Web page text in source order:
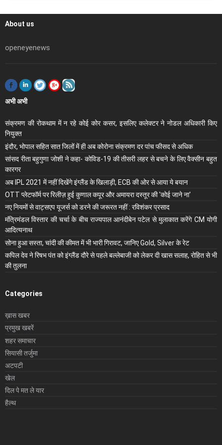
About us
openeyenews
अभी अभी
संक्रमण की रोकथाम में न रहे कोई कोर कसर, इसलिए कलेक्‍टर ने नोडल अधिकारी किए
नियुक्‍त
इंदौर, भोपाल सहित सात जिलों में ही अब कोरोना संक्रमण दर पांच फीसद से अधिक
सांसद रीता बहुगुणा जोशी ने कहा- कोविड-19 की तीसरी लहर से बचने के लिए वैक्सीन बहुत
कारगर
अब IPL 2021 में नहीं दिखेंगे इंग्लैंड के खिलाड़ी, ECB की ओर से आया ये बयान
OTT प्लेटफॉर्म पर रिलीज़ हुई कुणाल कपूर और अमायरा दस्तूर की 'कोई जाने ना'
नए नियमों से वाट्सएप यूजर्स को डरने की जरूरत नहीं : रविशंकर प्रसाद
मंंत्रिमंडल विस्तार की चर्चा के बीच राज्यपाल आनंदीबेन पटेल से मुलाकात करेंगे CM योगी
आदित्यनाथ
सोना हुआ सस्ता, चांदी की कीमत में भी भारी गिरावट, जानिए Gold, Silver के रेट
कपिल देव ने रिषभ पंत को इंग्लैंड दौरे से पहले बल्लेबाजी को लेकर दी खास सलाह, रोहित से भी
की तुलना
Categories
ख़ास खबर
प्रमुख खबरें
शहर समाचार
सियासी तर्जुमा
अटपटी
खेल
दिल पे मत ले यार
हैल्थ